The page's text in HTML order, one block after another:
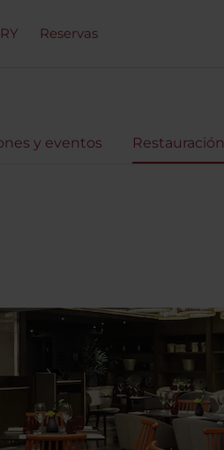
Reservas
y eventos Restauración